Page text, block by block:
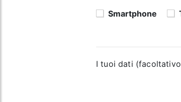
Smartphone
I tuoi dati